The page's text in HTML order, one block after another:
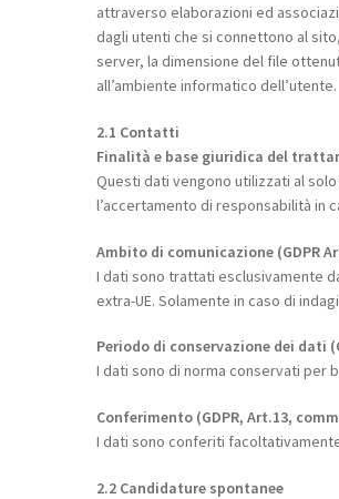
attraverso elaborazioni ed
dagli utenti che si connettono al
server, la dimensione del file
all’ambiente informatico dell’utente.
2.1 Contatti
Finalità e base giuridica del
Questi dati vengono utilizzati al
l’accertamento di responsabilità in
Ambito di comunicazione (GDPR
I dati sono trattati esclusivamente
extra-UE. Solamente in caso di
Periodo di conservazione dei dati
I dati sono di norma conservati per
Conferimento (GDPR, Art.13,
I dati sono conferiti
2.2 Candidature spontanee